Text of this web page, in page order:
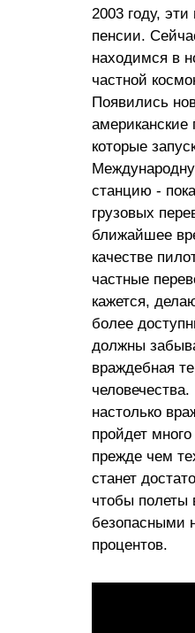
2003 году,
пенсии.
находимся в
частной
Появились
американские
которые
станцию ​​-
грузовых
ближайшее
качестве
частные
кажется,
более
должны
враждебная
настолько
пройдет
прежде чем
станет
чтобы полеты
безопасными
процентов.